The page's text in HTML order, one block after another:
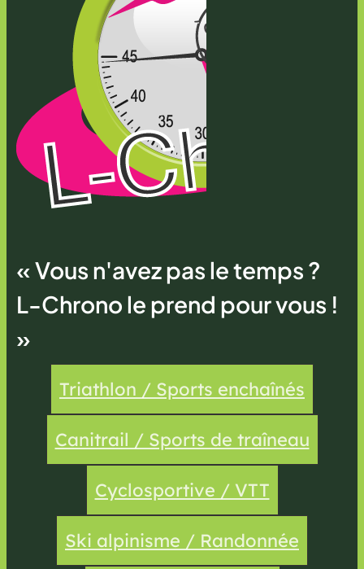
« Vous n'avez pas le temps ?
L-Chrono le prend pour vous !
»
Triathlon / Sports enchaînés
Canitrail / Sports de traîneau
Cyclosportive / VTT
Ski alpinisme / Randonnée